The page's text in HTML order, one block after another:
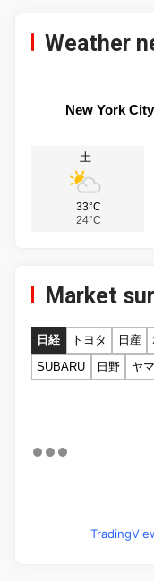
Weather
New York City
土
33°C
24°C
Market
日経 トヨタ 日産
SUBARU
日野 ヤ